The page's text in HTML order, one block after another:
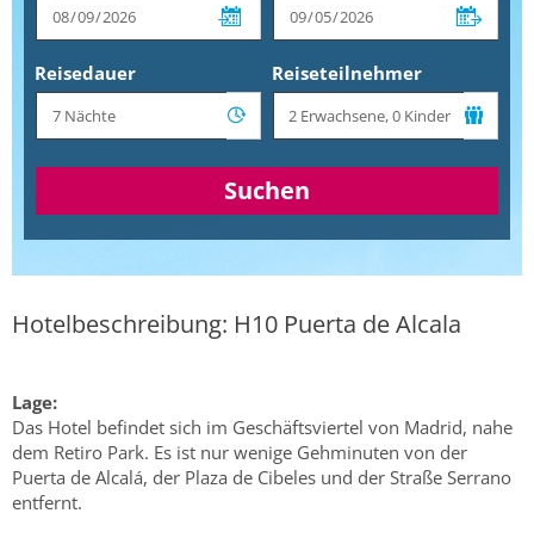
Reisedauer Reiseteilnehmer
Suchen
Hotelbeschreibung: H10 Puerta de Alcala
Lage:
Das Hotel befindet sich im Geschäftsviertel von Madrid, nahe
dem Retiro Park. Es ist nur wenige Gehminuten von der
Puerta de Alcalá, der Plaza de Cibeles und der Straße Serrano
entfernt.